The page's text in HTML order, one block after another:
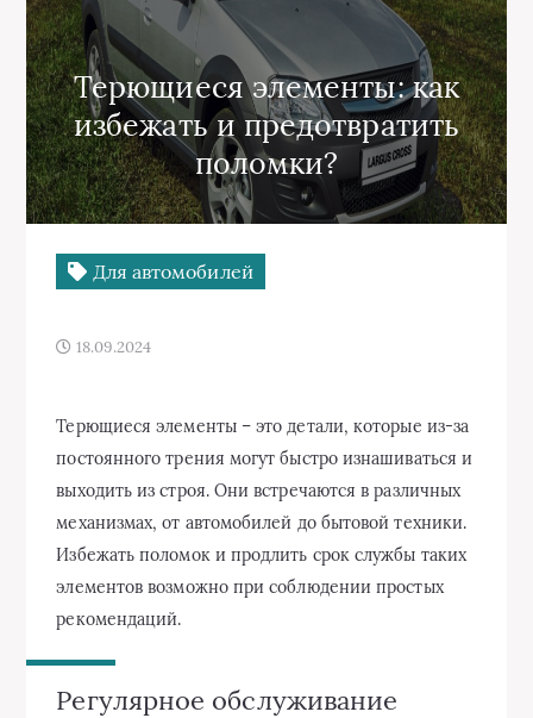
Терющиеся элементы: как
избежать и предотвратить
поломки?
Для автомобилей
18.09.2024
Терющиеся элементы – это детали, которые из-за
постоянного трения могут быстро изнашиваться и
выходить из строя. Они встречаются в различных
механизмах, от автомобилей до бытовой техники.
Избежать поломок и продлить срок службы таких
элементов возможно при соблюдении простых
рекомендаций.
Регулярное обслуживание